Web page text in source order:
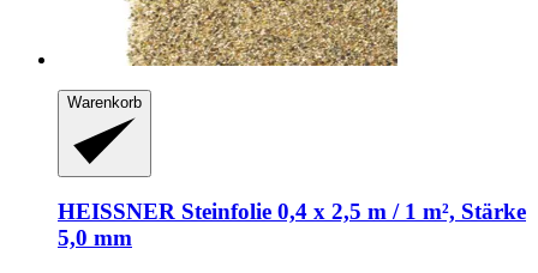
Warenkorb
HEISSNER Steinfolie 0,4 x 2,5 m / 1 m², Stärke
5,0 mm